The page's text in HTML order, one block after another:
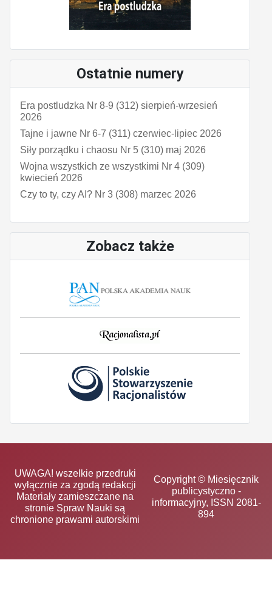
Ostatnie numery
Era postludzka Nr 8-9 (312) sierpień-wrzesień
2026
Tajne i jawne Nr 6-7 (311) czerwiec-lipiec 2026
Siły porządku i chaosu Nr 5 (310) maj 2026
Wojna wszystkich ze wszystkimi Nr 4 (309)
kwiecień 2026
Czy to ty, czy AI? Nr 3 (308) marzec 2026
Zobacz także
UWAGA! wszelkie przedruki
wyłącznie za zgodą redakcji
Materiały zamieszczane na
stronie Spraw Nauki są
chronione prawami autorskimi
Copyright © Miesięcznik
publicystyczno -
informacyjny, ISSN 2081-
894